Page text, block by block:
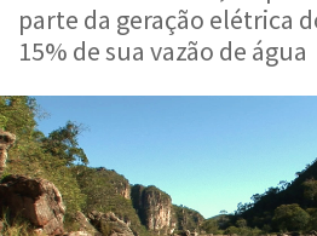
parte da geração elétrica
15% de sua vazão de água